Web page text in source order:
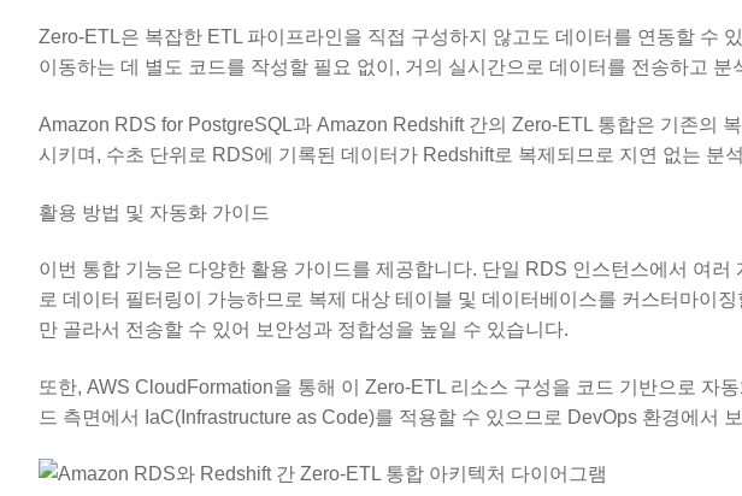
Zero-ETL은 복잡한 ETL 파이프라인을 직접 구성하지 않고도 데이터를 연동할 수
이동하는 데 별도 코드를 작성할 필요 없이, 거의 실시간으로 데이터를 전송하고
Amazon RDS for PostgreSQL과 Amazon Redshift 간의 Zero-ETL 통합은 기존의
시키며, 수초 단위로 RDS에 기록된 데이터가 Redshift로 복제되므로 지연 없는 분
활용 방법 및 자동화 가이드
이번 통합 기능은 다양한 활용 가이드를 제공합니다. 단일 RDS 인스턴스에서 여
로 데이터 필터링이 가능하므로 복제 대상 테이블 및 데이터베이스를 커스터마이
만 골라서 전송할 수 있어 보안성과 정합성을 높일 수 있습니다.
또한, AWS CloudFormation을 통해 이 Zero-ETL 리소스 구성을 코드 기반으로 자
드 측면에서 IaC(Infrastructure as Code)를 적용할 수 있으므로 DevOps 환경에서